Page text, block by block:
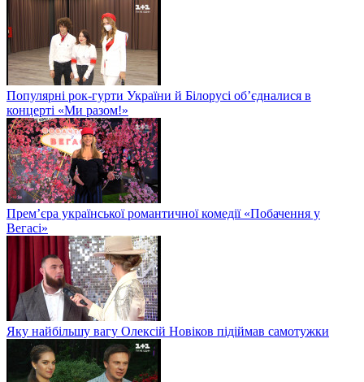
Популярні рок-гурти України й Білорусі об’єдналися в
концерті «Ми разом!»
Прем’єра української романтичної комедії «Побачення у
Вегасі»
Яку найбільшу вагу Олексій Новіков підіймав самотужки